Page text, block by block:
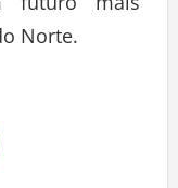
futuro mais
Norte.